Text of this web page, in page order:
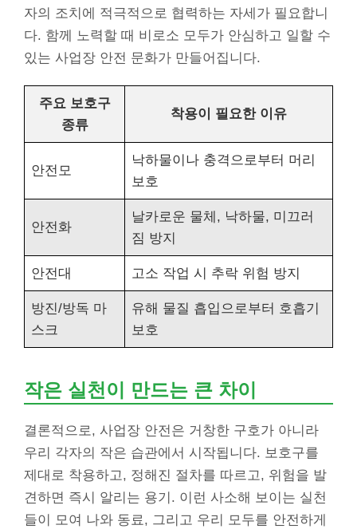
자의 조치에 적극적으로 협력하는 자세가 필요합니
다. 함께 노력할 때 비로소 모두가 안심하고 일할 수
있는 사업장 안전 문화가 만들어집니다.
주요 보호구
종류
착용이 필요한 이유
안전모
낙하물이나 충격으로부터 머리
보호
안전화
날카로운 물체, 낙하물, 미끄러
짐 방지
안전대 고소 작업 시 추락 위험 방지
방진/방독 마
스크
유해 물질 흡입으로부터 호흡기
보호
작은 실천이 만드는 큰 차이
결론적으로, 사업장 안전은 거창한 구호가 아니라
우리 각자의 작은 습관에서 시작됩니다. 보호구를
제대로 착용하고, 정해진 절차를 따르고, 위험을 발
견하면 즉시 알리는 용기. 이런 사소해 보이는 실천
들이 모여 나와 동료, 그리고 우리 모두를 안전하게